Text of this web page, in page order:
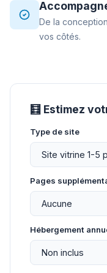
De la
vos côtés.
🧮 Estimez
Type de site
Pages
Hébergement